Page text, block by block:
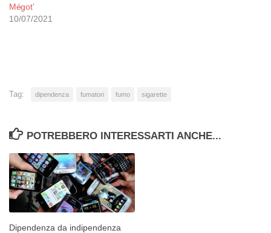
Mégot’
10/07/2021
Tag: dipendenza fumatori fumo sigarette
POTREBBERO INTERESSARTI ANCHE...
Dipendenza da indipendenza